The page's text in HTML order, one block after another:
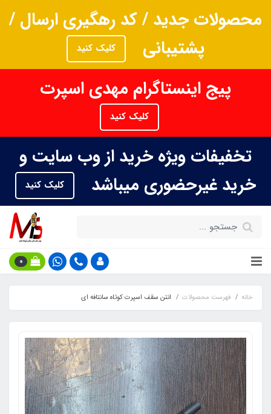
محصولات جدید / کد رهگیری ارسال /
پشتیبانی
کلیک کنید
پیج اینستاگرام مهدی اسپرت
کلیک کنید
تخفیفات ویژه خرید از وب سایت و
خرید غیرحضوری میباشد
کلیک کنید
0
خانه فهرست محصولات انتن سقف اسپرت کوتاه سانتافه ای